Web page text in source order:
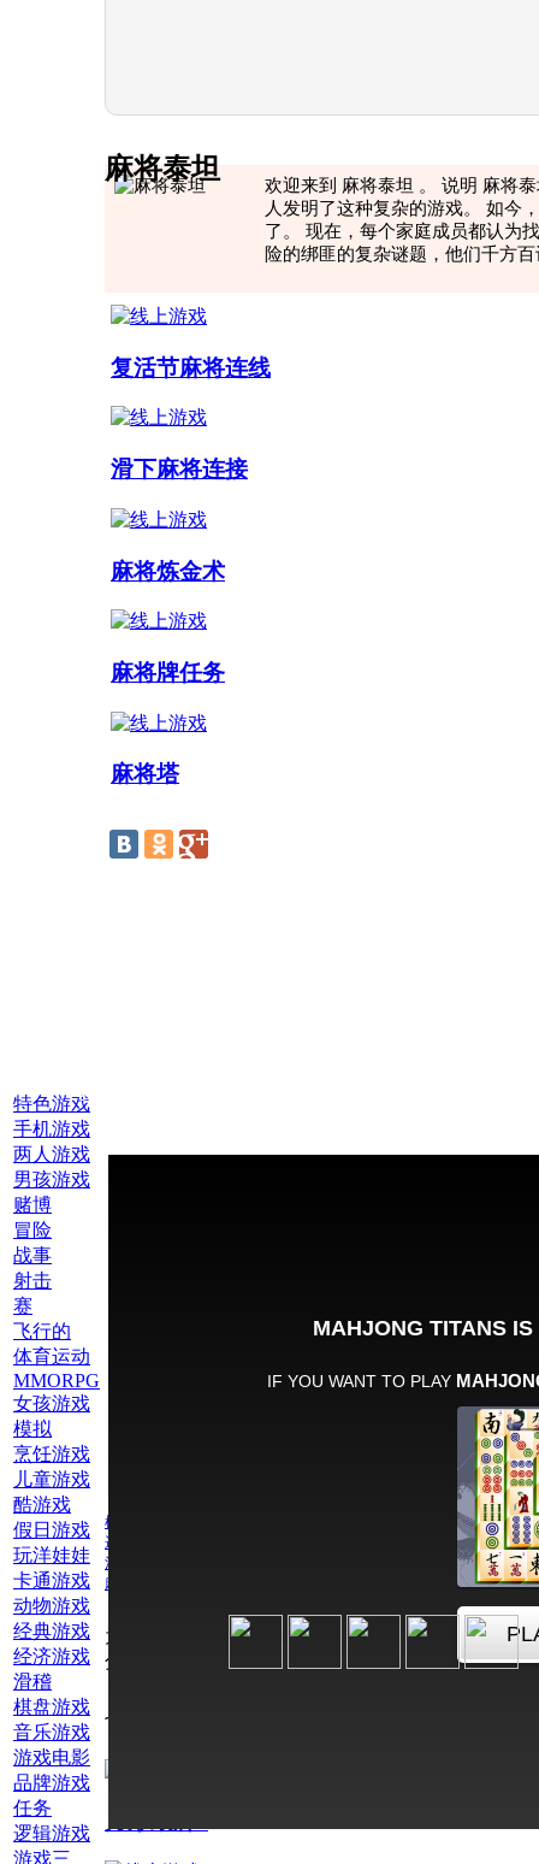
线上游戏:
特色游戏
手机游戏
两人游戏
男孩游戏
赌博
冒险
战事
射击
赛
飞行的
体育运动
MMORPG
女孩游戏
模拟
烹饪游戏
儿童游戏
酷游戏
假日游戏
玩洋娃娃
卡通游戏
动物游戏
经典游戏
经济游戏
滑稽
棋盘游戏
音乐游戏
游戏电影
品牌游戏
任务
逻辑游戏
游戏三
麻将泰坦
欢迎来到 麻将泰坦 。 说明 麻将
人发明了这种复杂的游戏。 如今
了。 现在，每个家庭成员都认为
险的绑匪的复杂谜题，他们千方
复活节麻将连线
滑下麻将连接
麻将炼金术
麻将牌任务
麻将塔
棋盘游戏
逻辑游戏
注意力游戏
麻将
为此游戏评
分：
也玩网络游戏注意力游戏
月牙纸牌2